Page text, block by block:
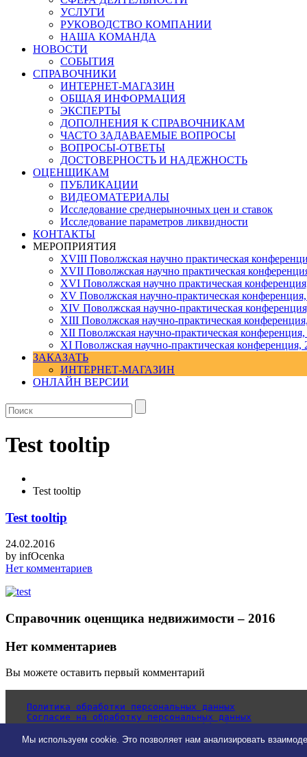
УСЛУГИ
РУКОВОДСТВО КОМПАНИИ
НАША КОМАНДА
НОВОСТИ
СОБЫТИЯ
СПРАВОЧНИКИ
ИНТЕРНЕТ-МАГАЗИН
ОБЩАЯ ИНФОРМАЦИЯ
ЭКСПЕРТЫ
ДОПОЛНЕНИЯ К СПРАВОЧНИКАМ
ЧАСТО ЗАДАВАЕМЫЕ ВОПРОСЫ
ВОПРОСЫ-ОТВЕТЫ
ДОСТОВЕРНОСТЬ И НАДЕЖНОСТЬ
ОЦЕНЩИКАМ
ПУБЛИКАЦИИ
ВИДЕОМАТЕРИАЛЫ
Исследование среднерыночных цен и ставок
Исследование параметров ликвидности
КОНТАКТЫ
МЕРОПРИЯТИЯ
XVIII Поволжская научно практическая
XVII Поволжская научно практическая
XVI Поволжская научно практическая
ХV Поволжская научно-практическая
ХIV Поволжская научно-практическая
ХIII Поволжская научно-практическая
ХII Поволжская научно-практическая конференция,
XI Поволжская научно-практическая конференция,
ЗАКАЗАТЬ
ИНТЕРНЕТ-МАГАЗИН
ОНЛАЙН ВЕРСИИ
Test tooltip
Test tooltip
Test tooltip
24.02.2016
by infOcenka
Нет комментариев
Справочник оценщика недвижимости – 2016
Нет комментариев
Вы можете оставить первый комментарий
Политика обработки персональных данных
Согласие на обработку персональных данных
Уведомление об использовании cookie-файлов
Мы используем cookie. Это позволяет нам анализировать